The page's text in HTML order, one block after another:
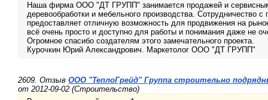
Наша фирма ООО "ДТ ГРУПП" занимается продажей и
деревообработки и мебельного производства. Сотрудничество с
предоставляет отличную возможность для продвижения на
всё очень просто и доступно для работы и понимания даже не
Огромное спасибо создателям этого замечательного проекта.
Курочкин Юрий Александрович. Маркетолог ООО "ДТ ГРУПП"
2609. Отзыв ООО "ТеплоГрейд" Группа строительно
от 2012-09-02 (Строительство)